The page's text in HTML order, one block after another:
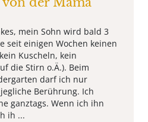
mein Sohn wird bald 3
seit einigen Wochen keinen
Kuscheln, kein
die Stirn o.Ä.). Beim
darf ich nur
Berührung. Ich
ganztags. Wenn ich ihn
ih ...